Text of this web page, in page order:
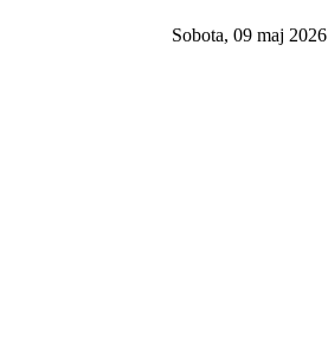
Sobota, 09 maj 2026